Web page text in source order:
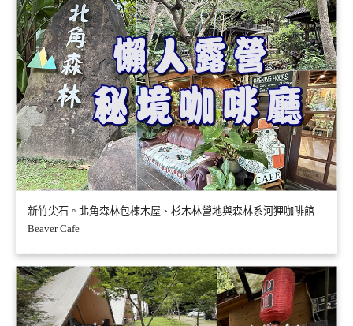
新竹尖石。北角森林包棟木屋、杉木林營地與森林系河狸咖啡館
Beaver Cafe